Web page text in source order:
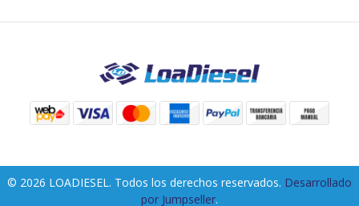
© 2026 LOADIESEL. Todos los derechos reservados. Desarrollado
por Jumpseller.